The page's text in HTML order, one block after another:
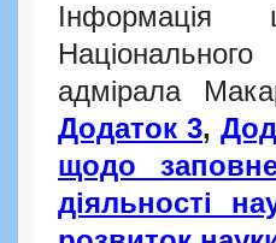
Інформація
адмірала
Додаток 3,
щодо
діяльності